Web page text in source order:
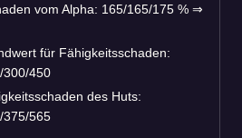
vom Alpha: 165/165/175 % ⇒
für Fähigkeitsschaden:
300/450
des Huts:
375/565